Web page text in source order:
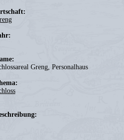
Greng, Personalhaus